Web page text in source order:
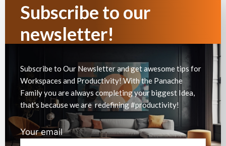
Subscribe to our
newsletter!
Subscribe to Our Newsletter and get awesome tips for
Workspaces and Productivity! With the Panache
Family you are always completing your biggest Idea,
that's because we are redefining #productivity!
Your email